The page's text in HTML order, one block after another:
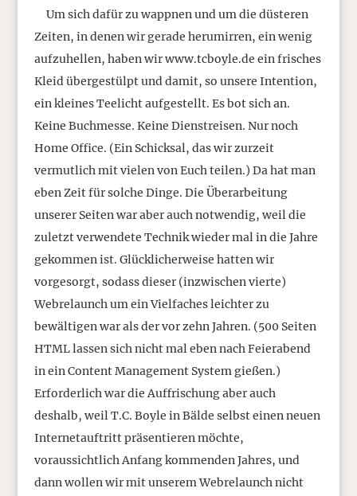
Um sich dafür zu wappnen und um die düsteren
Zeiten, in denen wir gerade herumirren, ein wenig
aufzuhellen, haben wir www.tcboyle.de ein frisches
Kleid übergestülpt und damit, so unsere Intention,
ein kleines Teelicht aufgestellt. Es bot sich an.
Keine Buchmesse. Keine Dienstreisen. Nur noch
Home Office. (Ein Schicksal, das wir zurzeit
vermutlich mit vielen von Euch teilen.) Da hat man
eben Zeit für solche Dinge. Die Überarbeitung
unserer Seiten war aber auch notwendig, weil die
zuletzt verwendete Technik wieder mal in die Jahre
gekommen ist. Glücklicherweise hatten wir
vorgesorgt, sodass dieser (inzwischen vierte)
Webrelaunch um ein Vielfaches leichter zu
bewältigen war als der vor zehn Jahren. (500 Seiten
HTML lassen sich nicht mal eben nach Feierabend
in ein Content Management System gießen.)
Erforderlich war die Auffrischung aber auch
deshalb, weil T.C. Boyle in Bälde selbst einen neuen
Internetauftritt präsentieren möchte,
voraussichtlich Anfang kommenden Jahres, und
dann wollen wir mit unserem Webrelaunch nicht